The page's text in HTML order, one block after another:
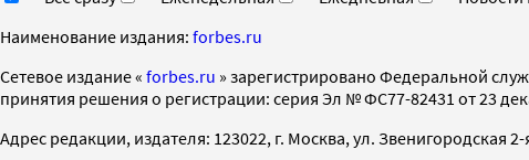
Наименование издания: forbes.ru
Cетевое издание « forbes.ru » зарегистрировано Федеральной
принятия решения о регистрации: серия Эл № ФС77-82431 от 23
Адрес редакции, издателя: 123022, г. Москва, ул. Звенигородская 2-